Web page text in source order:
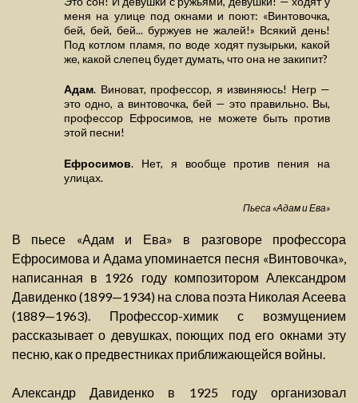
меня на улице под окнами и поют: «Винтовочка,
бей, бей, бей... буржуев не жалей!» Всякий день!
Под котлом пламя, по воде ходят пузырьки, какой
же, какой слепец будет думать, что она не закипит?
Адам. Виноват, профессор, я извиняюсь! Негр —
это одно, а винтовочка, бей — это правильно. Вы,
профессор Ефросимов, не можете быть против
этой песни!
Ефросимов. Нет, я вообще против пения на
улицах.
Пьеса «Адам и Ева»
В пьесе «Адам и Ева» в разговоре профессора
Ефросимова и Адама упоминается песня «Винтовочка»,
написанная в 1926 году композитором Александром
Давиденко (1899—1934) на слова поэта Николая Асеева
(1889—1963). Профессор-химик с возмущением
рассказывает о девушках, поющих под его окнами эту
песню, как о предвестниках приближающейся войны.
Александр Давиденко в 1925 году организовал